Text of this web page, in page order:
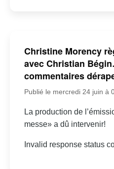
Christine Morency
avec Christian
commentaires
Publié le mercredi 24 juin à
La production de
messe» a dû intervenir!
Invalid response status